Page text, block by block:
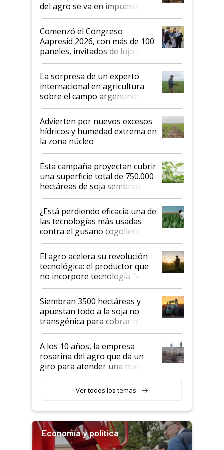
del agro se va en impuestos:
"No es bueno que en
Argentina se sigan discutiendo
las mismas cosas de hace 50
años"
Comenzó el Congreso
Aapresid 2026, con más de 100
paneles, invitados de lujo y
todas las tendencias
La sorpresa de un experto
internacional en agricultura
sobre el campo argentino:
"Estoy muy impresionado"
Advierten por nuevos excesos
hídricos y humedad extrema en
la zona núcleo
Esta campaña proyectan cubrir
una superficie total de 750.000
hectáreas de soja sembradas
con una nueva generación de
variedades que marcan un
salto tecnológico en genética y
rendimiento
¿Está perdiendo eficacia una de
las tecnologías más usadas
contra el gusano cogollero? El
desafío de una tecnología clave
El agro acelera su revolución
tecnológica: el productor que
no incorpore tecnología "va a
perder el tren"
Siembran 3500 hectáreas y
apuestan todo a la soja no
transgénica para cobrar más
por tonelada: compraron un
semillero
A los 10 años, la empresa
rosarina del agro que da un
giro para atender una nueva
Ver todos los temas
Economía y política